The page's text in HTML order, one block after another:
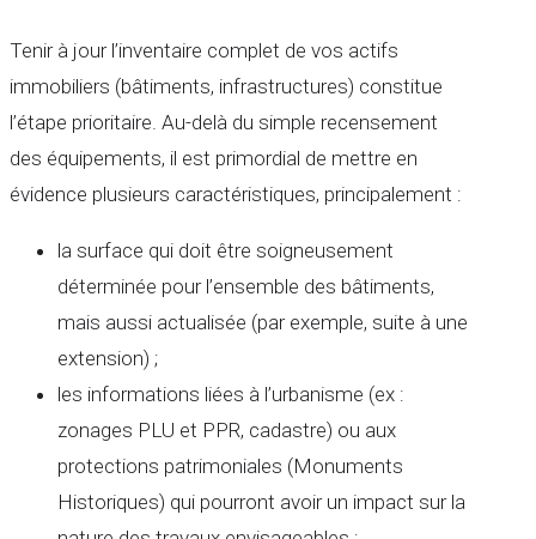
Tenir à jour l’inventaire complet de vos actifs
immobiliers (bâtiments, infrastructures) constitue
l’étape prioritaire. Au-delà du simple recensement
des équipements, il est primordial de mettre en
évidence plusieurs caractéristiques, principalement :
la surface qui doit être soigneusement
déterminée pour l’ensemble des bâtiments,
mais aussi actualisée (par exemple, suite à une
extension) ;
les informations liées à l’urbanisme (ex :
zonages PLU et PPR, cadastre) ou aux
protections patrimoniales (Monuments
Historiques) qui pourront avoir un impact sur la